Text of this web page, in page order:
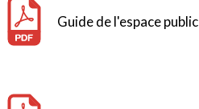
Guide de l'espace public